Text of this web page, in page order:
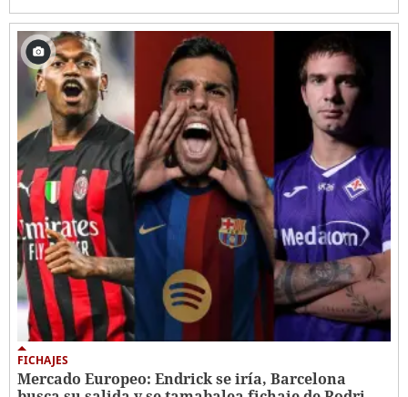
FICHAJES
Mercado Europeo: Endrick se iría, Barcelona